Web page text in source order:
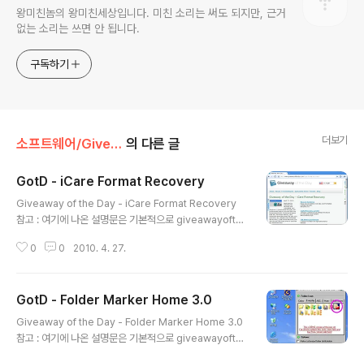
왕미친놈의 왕미친세상입니다. 미친 소리는 써도 되지만, 근거
없는 소리는 쓰면 안 됩니다.
구독하기
소프트웨어/Giveaway 의 다른 글 더보기
GotD - iCare Format Recovery
Giveaway of the Day - iCare Format Recovery
참고 : 여기에 나온 설명문은 기본적으로 giveawayofth
글을 이용할 때에는 크리에이티브 커먼즈 저작자표시-비
하나씩 정품 소프트웨어를 주는 Giveaway of the Day
홈페이지에서 2010년 4월 27일에 iCare Format Rec
overy를 준다고 합니다. 참고로 무료로 iCare Undelet
0 0 2010. 4. 27.
GotD - Folder Marker Home 3.0
Giveaway of the Day - Folder Marker Home 3.0
참고 : 여기에 나온 설명문은 기본적으로 giveawayofth